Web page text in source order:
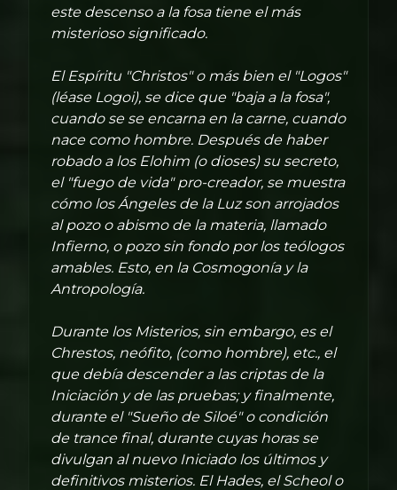
este descenso a la fosa tiene el más
misterioso significado.
El Espíritu "Christos" o más bien el "Logos"
(léase Logoi), se dice que "baja a la fosa",
cuando se se encarna en la carne, cuando
nace como hombre. Después de haber
robado a los Elohim (o dioses) su secreto,
el "fuego de vida" pro-creador, se muestra
cómo los Ángeles de la Luz son arrojados
al pozo o abismo de la materia, llamado
Infierno, o pozo sin fondo por los teólogos
amables. Esto, en la Cosmogonía y la
Antropología.
Durante los Misterios, sin embargo, es el
Chrestos, neófito, (como hombre), etc., el
que debía descender a las criptas de la
Iniciación y de las pruebas; y finalmente,
durante el "Sueño de Siloé" o condición
de trance final, durante cuyas horas se
divulgan al nuevo Iniciado los últimos y
definitivos misterios. El Hades, el Scheol o